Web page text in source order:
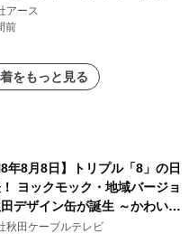
アース
前
をもっと見る
8年8月8日】トリプル「8」の日
ヨックモック・地域バージョ
デザイン缶が誕生 ～かわいい
子犬と秋田の四季と名所を巡
秋田ケーブルテレビ